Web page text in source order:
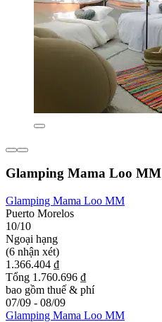
Glamping Mama Loo MM
Glamping Mama Loo MM
Puerto Morelos
10/10
Ngoại hạng
(6 nhận xét)
1.366.404 ₫
Tổng 1.760.696 ₫
bao gồm thuế & phí
07/09 - 08/09
Glamping Mama Loo MM